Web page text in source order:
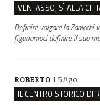
Definire volgare la Zanicchi
figuriamoci definire il suo
ROBERTO il 5 Ago